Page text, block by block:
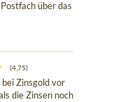
über das
(4,75)
bei Zinsgold vor
die Zinsen noch